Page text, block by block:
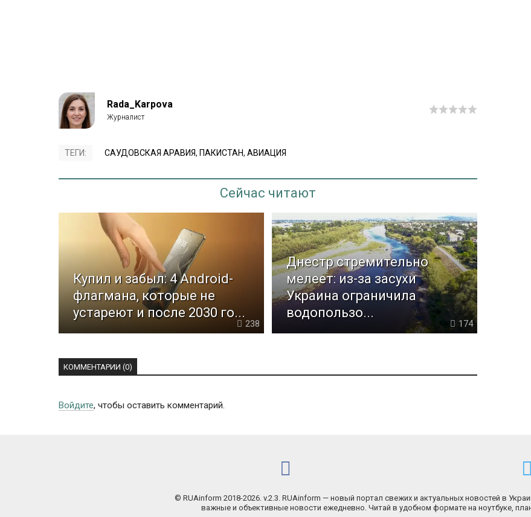
Rada_Karpova
ТЕГИ: САУДОВСКАЯ АРАВИЯ, ПАКИСТАН, АВИАЦИЯ
Сейчас читают
Купил и забыл: 4 Android-
флагмана, которые не
устареют и после 2030 го...
238
Днестр стремительно
мелеет: из-за засухи
Украина ограничила
водопользо...
174
КОММЕНТАРИИ (0)
Войдите, чтобы оставить комментарий.
© RUAinform 2018-2026. v.2.3. RUAinform — новый портал свежих и актуальных новостей в
важные и объективные новости ежедневно. Читай в удобном формате на ноутбуке,